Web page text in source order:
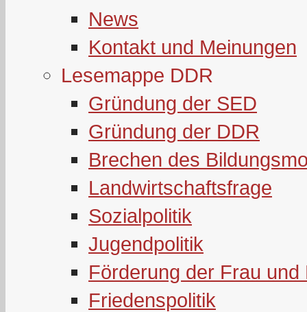
News
Kontakt und Meinungen
Lesemappe DDR
Gründung der SED
Gründung der DDR
Brechen des
Landwirtschaftsfrage
Sozialpolitik
Jugendpolitik
Förderung der Frau und
Friedenspolitik